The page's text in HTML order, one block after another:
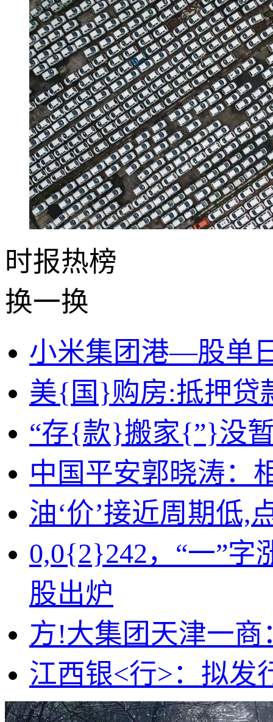
时报热榜
换一换
小米集团港—股单
美{国}购房:抵押贷
“存{款}搬家{”}没
中国平安郭晓涛：
油‘价’接近周期低,
0,0{2}242，“一”
股出炉
方!大集团天津一
江西银<行>：拟发